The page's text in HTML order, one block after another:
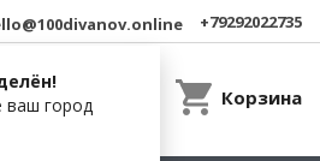
ваш город
+79292022735
Корзина